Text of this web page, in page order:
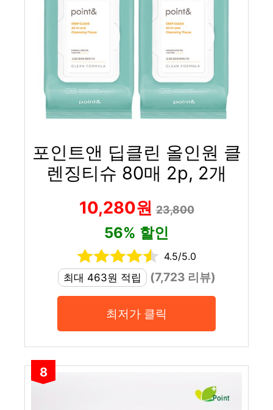
포인트앤 딥클린 올인원 클
렌징티슈 80매 2p, 2개
10,280원23,800
56% 할인
4.5/5.0
최대 463원 적립
(7,723 리뷰)
최저가 클릭
8